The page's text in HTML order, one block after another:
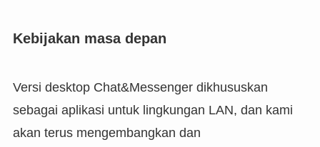
Kebijakan masa depan
Versi desktop Chat&Messenger dikhususkan
sebagai aplikasi untuk lingkungan LAN, dan kami
akan terus mengembangkan dan